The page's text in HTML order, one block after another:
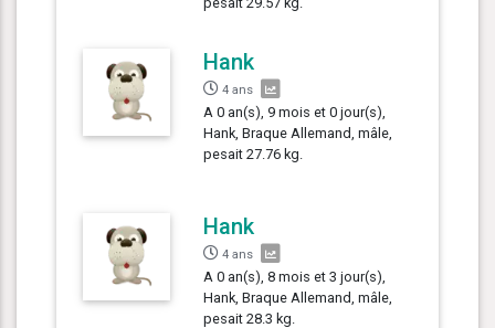
Hank
4 ans
A 0 an(s), 9 mois et 0 jour(s),
Hank, Braque Allemand, mâle,
pesait 27.76 kg.
Hank
4 ans
A 0 an(s), 8 mois et 3 jour(s),
Hank, Braque Allemand, mâle,
pesait 28.3 kg.